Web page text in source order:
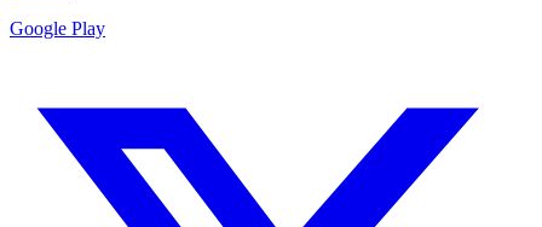
Google Play